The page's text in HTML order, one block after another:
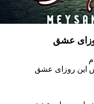
عشق
روزای عشق